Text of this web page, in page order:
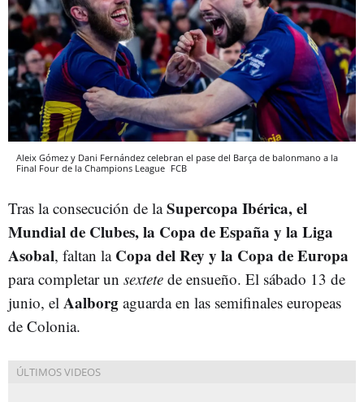
Aleix Gómez y Dani Fernández celebran el pase del Barça de balonmano a la
Final Four de la Champions League FCB
Tras la consecución de laSupercopa Ibérica, el
Mundial de Clubes, la Copa de España y la Liga
Asobal, faltan laCopa del Rey y la Copa de Europa
para completar un sextete de ensueño. El sábado 13 de
junio, el Aalborg aguarda en las semifinales europeas
de Colonia.